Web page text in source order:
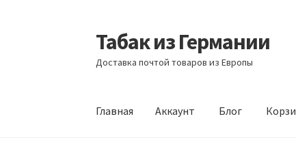
Перейти
к
навигации
Перейти
к
содержимому
Табак из Германии
Доставка почтой товаров из Европы
Главная Аккаунт Блог